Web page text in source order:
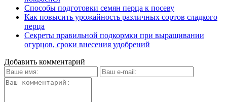
Способы подготовки семян перца к посеву
Как повысить урожайность различных сортов сладкого
перца
Секреты правильной подкормки при выращивании
огурцов, сроки внесения удобрений
Добавить комментарий